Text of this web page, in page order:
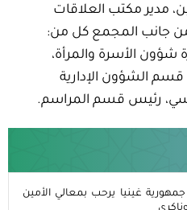
مدير مكتب العلاقات
من جانب المجمع كل من:
شؤون الأسرة والمرأة،
قسم الشؤون الإدارية
رئيس قسم المراسم.
غينيا يرحب بمعالي الأمين